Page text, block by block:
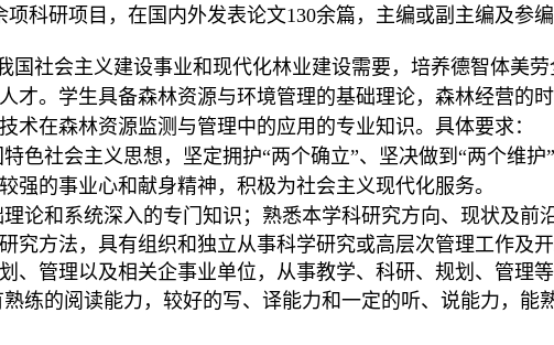
项科研项目，在国内外发表论文130余篇，主编或副主编及参
国社会主义建设事业和现代化林业建设需要，培养德智体美
才。学生具备森林资源与环境管理的基础理论，森林经营的
术在森林资源监测与管理中的应用的专业知识。 具体要求：
色社会主义思想，坚定拥护“两个确立”、坚决做到“两个维
强的事业心和献身精神，积极为社会主义现代化服务。
论和系统深入的专门知识；熟悉本学科研究方向、现状及前
究方法，具有组织和独立从事科学研究或高层次管理工作及
、管理以及相关企事业单位，从事教学、科研、规划、管理等
练的阅读能力，较好的写、译能力和一定的听、说能力，能